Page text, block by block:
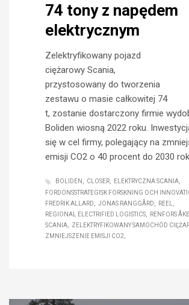
74 tony z napędem
elektrycznym
Zelektryfikowany pojazd
ciężarowy Scania,
przystosowany do tworzenia
zestawu o masie całkowitej 74
t, zostanie dostarczony firmie
Boliden wiosną 2022 roku.
się w cel firmy, polegający na
emisji CO2 o 40 procent do 2030
BOLIDEN CLOSER
ELEKTRYCZNA SCANIA
FORDONSSTRATEGISK FORSKNING OCH
FREDRIK ALLARD
JONAS RANGGÅRD
REEL
REGIONAL ELECTRIFIED LOGISTICS
RENFORS
SCANIA
ZELEKTRYFIKOWANY SAMOCHÓD
ZMNIEJSZENIE EMISJI CO2